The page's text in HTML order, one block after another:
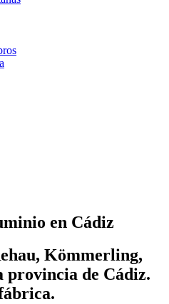
en Cádiz
Kömmerling,
provincia de Cádiz.